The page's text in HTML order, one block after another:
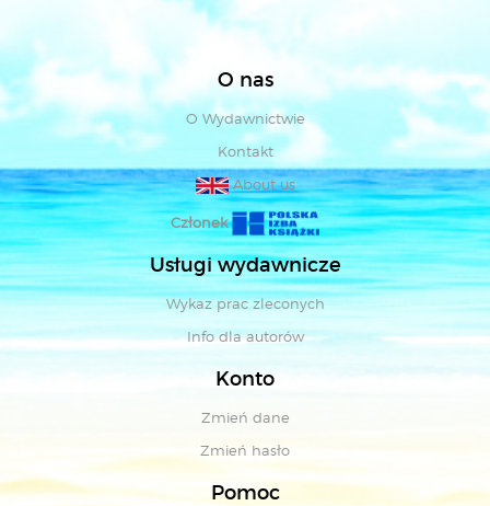
O nas
O Wydawnictwie
Kontakt
About us
Członek
Usługi wydawnicze
Wykaz prac zleconych
Info dla autorów
Konto
Zmień dane
Zmień hasło
Pomoc